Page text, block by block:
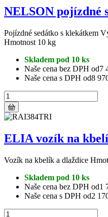
NELSON pojízdné
Pojízdné sedátko s klekátkem
Hmotnost 10 kg
Skladem pod 10 ks
Naše cena bez DPH od7
Naše cena s DPH od8
ELIA vozík na
Vozík na kbelík a dlaždice
Skladem pod 10 ks
Naše cena bez DPH od1
Naše cena s DPH od2